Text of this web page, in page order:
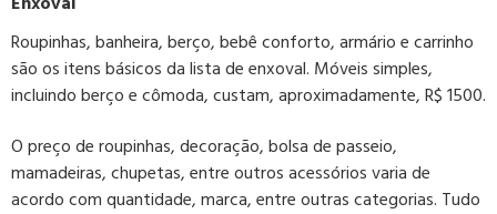
Roupinhas, banheira, berço, bebê conforto, armário e carrinho
são os itens básicos da lista de enxoval. Móveis simples,
incluindo berço e cômoda, custam, aproximadamente, R$ 1500.
O preço de roupinhas, decoração, bolsa de passeio,
mamadeiras, chupetas, entre outros acessórios varia de
acordo com quantidade, marca, entre outras categorias. Tudo